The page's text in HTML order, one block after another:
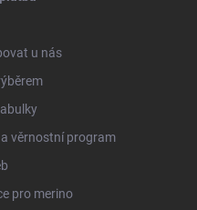
u nás
věrnostní program
pro merino